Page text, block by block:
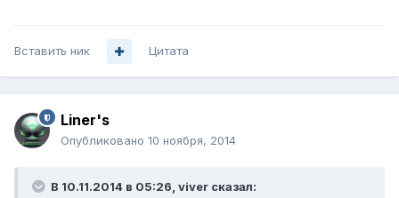
Вставить ник Цитата
Liner's
Опубликовано 10 ноября, 2014
В 10.11.2014 в 05:26, viver сказал: